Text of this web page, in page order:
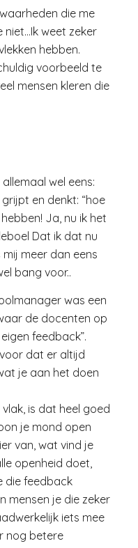
die me
niet…Ik weet zeker
hebben.
voorbeeld te
mensen kleren die
wel eens:
en denkt: “hoe
Ja, nu ik het
Dat ik dat nu
meer dan eens
bang voor..
was een
de docenten op
feedback”.
dat er altijd
je aan het doen
is dat heel goed
je mond open
van, wat vind je
openheid doet,
die feedback
mensen je die zeker
iets mee
nog betere